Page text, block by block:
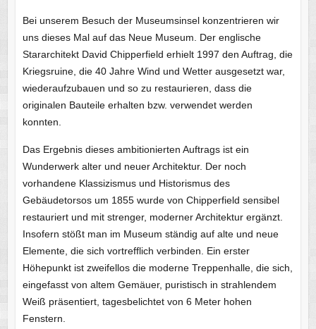
Bei unserem Besuch der Museumsinsel konzentrieren wir
uns dieses Mal auf das Neue Museum. Der englische
Stararchitekt David Chipperfield erhielt 1997 den Auftrag, die
Kriegsruine, die 40 Jahre Wind und Wetter ausgesetzt war,
wiederaufzubauen und so zu restaurieren, dass die
originalen Bauteile erhalten bzw. verwendet werden
konnten.
Das Ergebnis dieses ambitionierten Auftrags ist ein
Wunderwerk alter und neuer Architektur. Der noch
vorhandene Klassizismus und Historismus des
Gebäudetorsos um 1855 wurde von Chipperfield sensibel
restauriert und mit strenger, moderner Architektur ergänzt.
Insofern stößt man im Museum ständig auf alte und neue
Elemente, die sich vortrefflich verbinden. Ein erster
Höhepunkt ist zweifellos die moderne Treppenhalle, die sich,
eingefasst von altem Gemäuer, puristisch in strahlendem
Weiß präsentiert, tagesbelichtet von 6 Meter hohen
Fenstern.